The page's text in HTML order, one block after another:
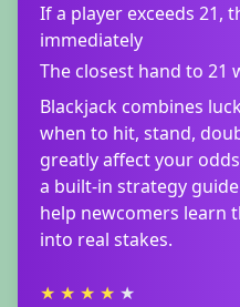
If a player exceeds 21,
immediately
The closest hand to
Blackjack combines
when to hit, stand,
greatly affect your
a built-in strategy
help newcomers learn
into real stakes.
★ ★ ★ ★ ★